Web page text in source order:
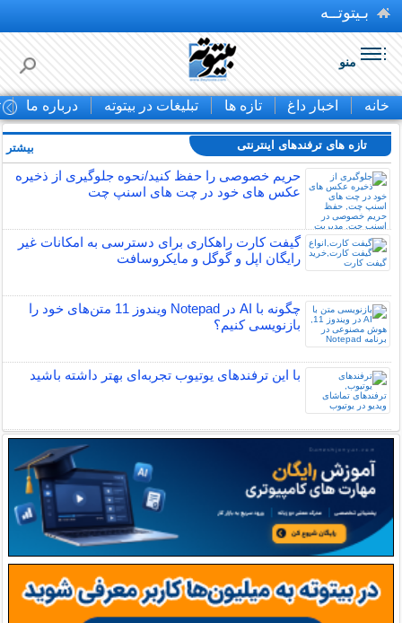
بـیتوتــه
منو
خانه اخبار داغ تازه ها تبلیغات در بیتوته درباره ما
تازه های ترفندهای اینترنتی
حریم خصوصی را حفظ کنید/نحوه جلوگیری از ذخیره
عکس های خود در چت های اسنپ چت
گیفت کارت راهکاری برای دسترسی به امکانات غیر
رایگان اپل و گوگل و مایکروسافت
چگونه با AI در Notepad ویندوز 11 متن‌های خود را
بازنویسی کنیم؟
با این ترفندهای یوتیوب تجربه‌ای بهتر داشته باشید
بیشتر